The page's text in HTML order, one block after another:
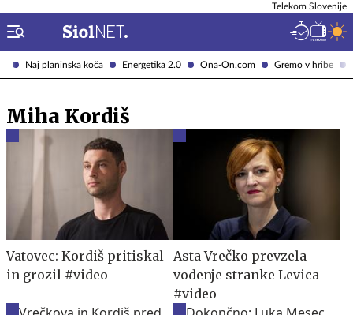
Naj planinska koča Energetika 2.0 Ona-On.com Gremo v hribe
Telekom Slovenije
Miha Kordiš
Vatovec: Kordiš pritiskal
in grozil #video
Asta Vrečko prevzela
vodenje stranke Levica
#video